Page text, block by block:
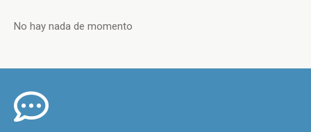
No hay nada de momento